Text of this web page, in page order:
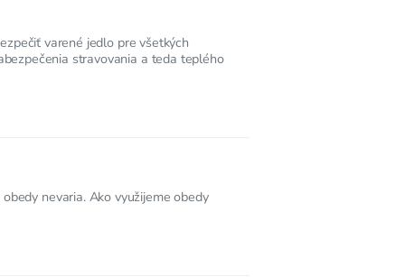
varené jedlo pre všetkých
stravovania a teda teplého
nevaria. Ako využijeme obedy